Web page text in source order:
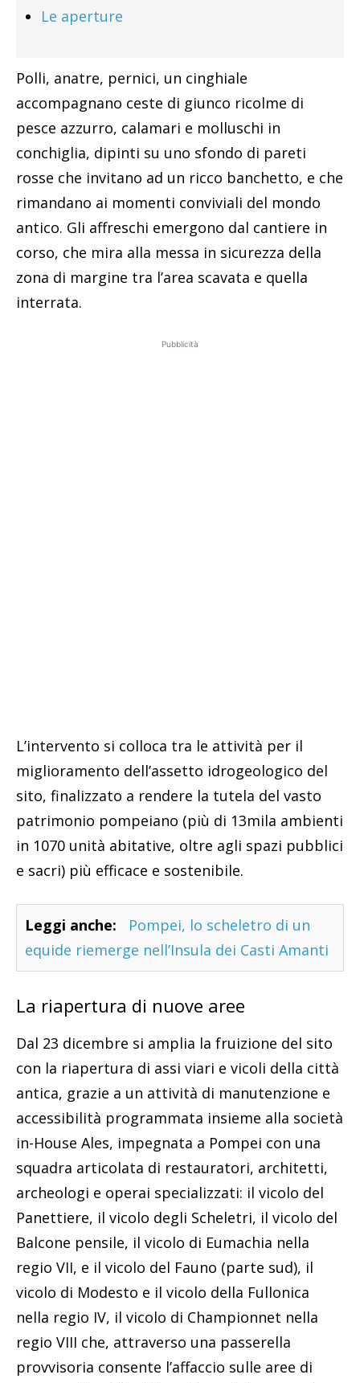
Le aperture
Polli, anatre, pernici, un cinghiale
accompagnano ceste di giunco ricolme di
pesce azzurro, calamari e molluschi in
conchiglia, dipinti su uno sfondo di pareti
rosse che invitano ad un ricco banchetto, e che
rimandano ai momenti conviviali del mondo
antico. Gli affreschi emergono dal cantiere in
corso, che mira alla messa in sicurezza della
zona di margine tra l’area scavata e quella
interrata.
Pubblicità
L’intervento si colloca tra le attività per il
miglioramento dell’assetto idrogeologico del
sito, finalizzato a rendere la tutela del vasto
patrimonio pompeiano (più di 13mila ambienti
in 1070 unità abitative, oltre agli spazi pubblici
e sacri) più efficace e sostenibile.
Leggi anche:
Pompei, lo scheletro di un
equide riemerge nell’Insula dei Casti Amanti
La riapertura di nuove aree
Dal 23 dicembre si amplia la fruizione del sito
con la riapertura di assi viari e vicoli della città
antica, grazie a un attività di manutenzione e
accessibilità programmata insieme alla società
in-House Ales, impegnata a Pompei con una
squadra articolata di restauratori, architetti,
archeologi e operai specializzati: il vicolo del
Panettiere, il vicolo degli Scheletri, il vicolo del
Balcone pensile, il vicolo di Eumachia nella
regio VII, e il vicolo del Fauno (parte sud), il
vicolo di Modesto e il vicolo della Fullonica
nella regio IV, il vicolo di Championnet nella
regio VIII che, attraverso una passerella
provvisoria consente l’affaccio sulle aree di